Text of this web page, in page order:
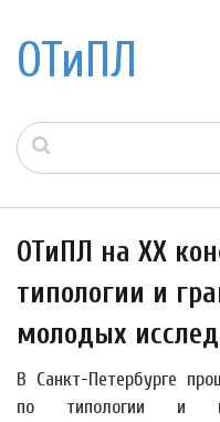
ОТиПЛ
ОТиПЛ на XX
типологии и
молодых
В Санкт-Петербурге
по типологии и